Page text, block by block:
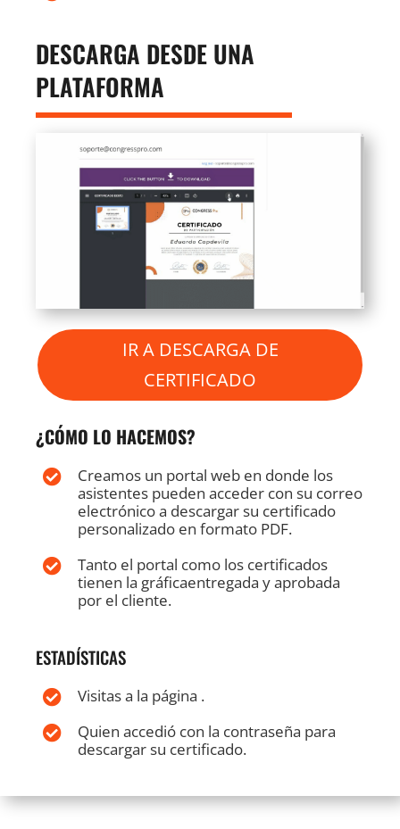
DESCARGA DESDE UNA
PLATAFORMA
IR A DESCARGA DE
CERTIFICADO
¿CÓMO LO HACEMOS?

Creamos un portal web en donde los
asistentes pueden acceder con su correo
electrónico a descargar su certificado
personalizado en formato PDF.

Tanto el portal como los certificados
tienen la gráficaentregada y aprobada
por el cliente.
ESTADÍSTICAS
 Visitas a la página .

Quien accedió con la contraseña para
descargar su certificado.